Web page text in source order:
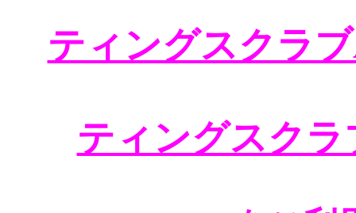
ティングスクラ
ティングスクラ